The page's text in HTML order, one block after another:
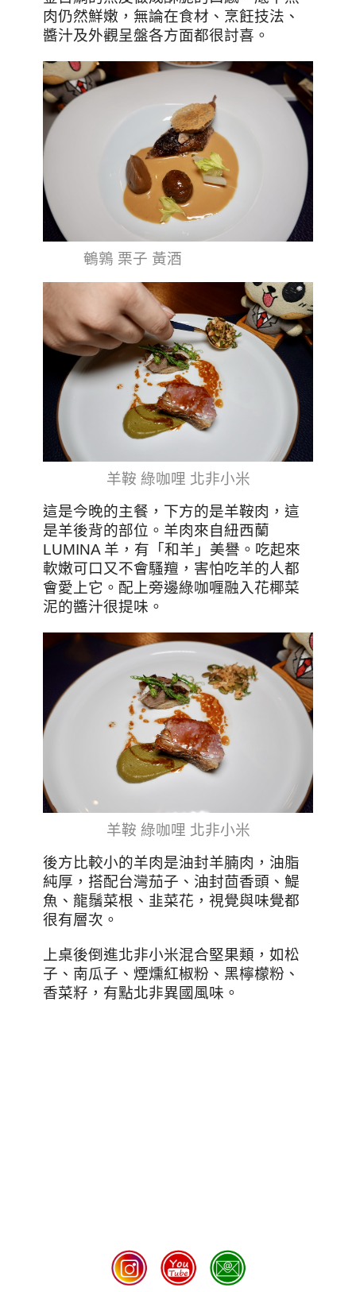
肉仍然鮮嫩，無論在食材、烹飪技法、
醬汁及外觀呈盤各方面都很討喜。
鵪鶉 栗子 黃酒
羊鞍 綠咖哩 北非小米
這是今晚的主餐，下方的是羊鞍肉，這
是羊後背的部位。羊肉來自紐西蘭
LUMINA 羊，有「和羊」美譽。吃起來
軟嫩可口又不會騷羶，害怕吃羊的人都
會愛上它。配上旁邊綠咖喱融入花椰菜
泥的醬汁很提味。
羊鞍 綠咖哩 北非小米
後方比較小的羊肉是油封羊腩肉，油脂
純厚，搭配台灣茄子、油封茴香頭、鯷
魚、龍鬚菜根、韭菜花，視覺與味覺都
很有層次。
上桌後倒進北非小米混合堅果類，如松
子、南瓜子、煙燻紅椒粉、黑檸檬粉、
香菜籽，有點北非異國風味。